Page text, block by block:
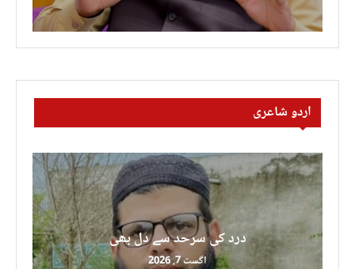
اردو شاعری
درد کی سرحد سے دل بھی
اگست 7, 2026